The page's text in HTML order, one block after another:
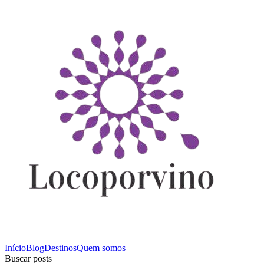
InícioBlogDestinosQuem somos
Buscar posts